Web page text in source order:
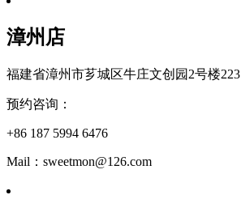
漳州店
福建省漳州市芗城区牛庄文创园2号楼223
预约咨询：
+86 187 5994 6476
Mail：sweetmon@126.com